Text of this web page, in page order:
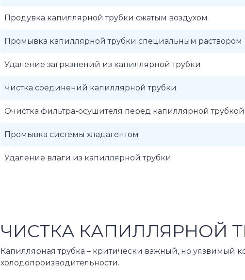
Продувка капиллярной трубки сжатым воздухом
Промывка капиллярной трубки специальным раствором
Удаление загрязнений из капиллярной трубки
Чистка соединений капиллярной трубки
Очистка фильтра-осушителя перед капиллярной трубкой
Промывка системы хладагентом
Удаление влаги из капиллярной трубки
ЧИСТКА КАПИЛЛЯРНОЙ
Капиллярная трубка – критически важный, но уязвимый
холодопроизводительности.